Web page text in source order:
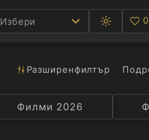
Избери
между
светла
0
Разширенфилтър
Селекция
Филми 2026